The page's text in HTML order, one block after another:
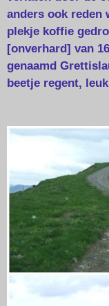
anders ook reden
plekje koffie
[onverhard] van
genaamd
beetje regent,